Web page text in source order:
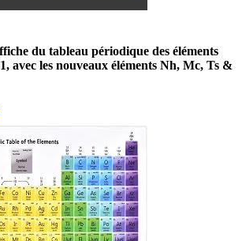
du tableau périodique des éléments
avec les nouveaux éléments Nh, Mc, Ts &